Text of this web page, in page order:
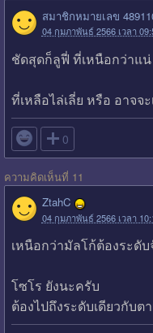
สมาชิกหมายเลข
04 กุมภาพันธ์ 2566 เวลา
ชัดสุดก็ลูฟี่ ที่เหนือกว่าแน่
ที่เหลือไล่เลี่ย หรือ อาจจะ
 0
ความคิดเห็นที่ 11
ZtahC
04 กุมภาพันธ์ 2566 เวลา
เหนือกว่ามัลโก้ต้องระดั
โซโร ยังนะครับ
ต้องไปถึงระดับเดียวกับต